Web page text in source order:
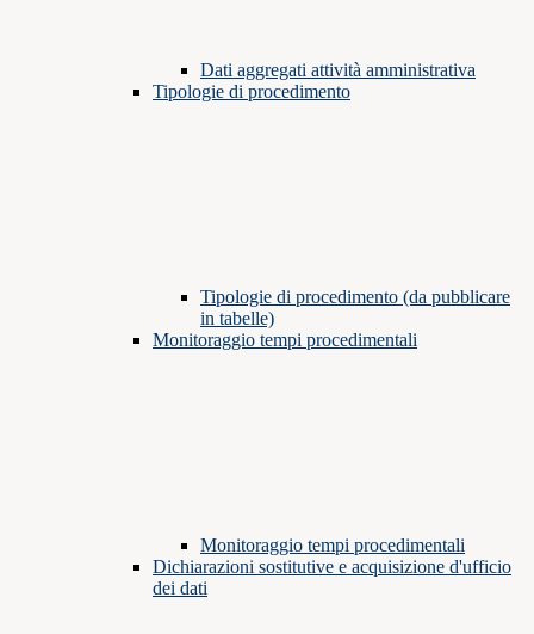
Dati aggregati attività amministrativa
Tipologie di procedimento
Tipologie di procedimento (da pubblicare
in tabelle)
Monitoraggio tempi procedimentali
Monitoraggio tempi procedimentali
Dichiarazioni sostitutive e acquisizione d'ufficio
dei dati